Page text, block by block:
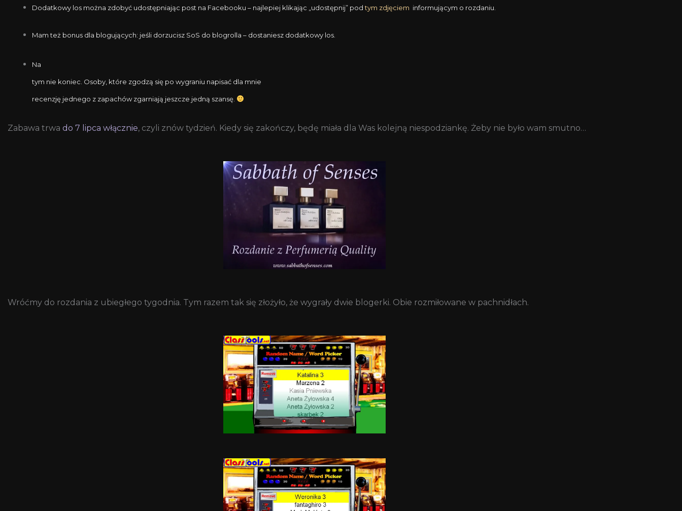
Dodatkowy los można zdobyć udostępniając post na Facebooku – najlepiej klikając „udostępnij” podtym zdjęciem informującym o rozdaniu.
Mam też bonus dla blogujących: jeśli dorzucisz SoS do blogrolla – dostaniesz dodatkowy los.
Na
tym nie koniec. Osoby, które zgodzą się po wygraniu napisać dla mnie
recenzję jednego z zapachów zgarniają jeszcze jedną szansę.
Zabawa trwa do 7 lipca włącznie, czyli znów tydzień. Kiedy się zakończy, będę miała dla Was kolejną niespodziankę. Żeby nie było wam smutno…
Wróćmy do rozdania z ubiegłego tygodnia. Tym razem tak się złożyło, że wygrały dwie blogerki. Obie rozmiłowane w pachnidłach.